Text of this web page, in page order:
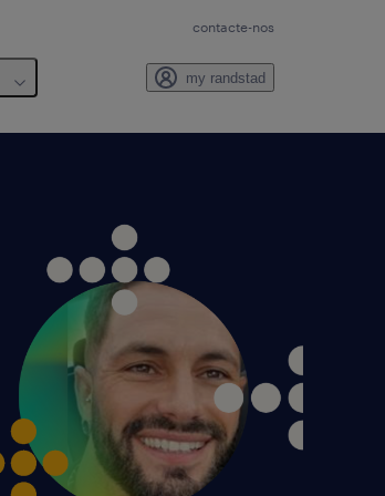
contacte-nos
my randstad